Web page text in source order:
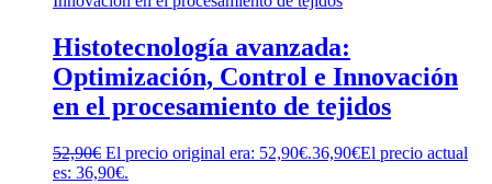
Histotecnología avanzada:
Optimización, Control e Innovación
en el procesamiento de tejidos
52,90€ El precio original era: 52,90€.36,90€El precio actual
es: 36,90€.